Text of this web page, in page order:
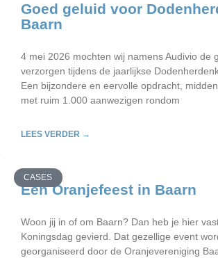
Goed geluid voor
Baarn
4 mei 2026 mochten wij namens Audivio de
verzorgen tijdens de jaarlijkse
Een bijzondere en eervolle opdracht,
met ruim 1.000 aanwezigen rondom
LEES VERDER →
CASES
Een Oranjefeest in Baarn
Woon jij in of om Baarn? Dan heb je hier
Koningsdag gevierd. Dat gezellige event
georganiseerd door de Oranjevereniging